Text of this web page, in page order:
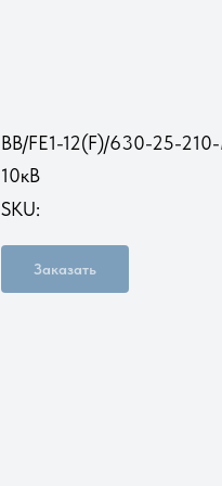
ВВ/FE1-12(F)/630-25-
10кВ
SKU:
Заказать